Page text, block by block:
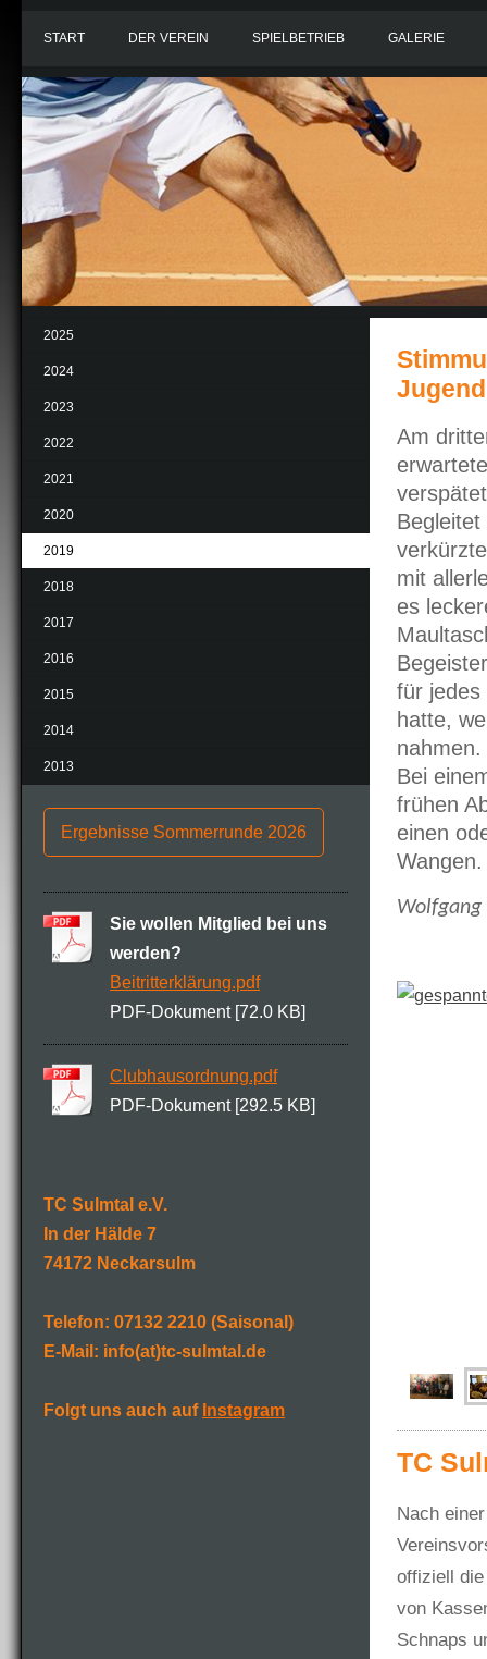
START DER VEREIN SPIELBETRIEB GALERIE
2025
2024
2023
2022
2021
2020
2019
2018
2017
2016
2015
2014
2013
Ergebnisse Sommerrunde 2026
Sie wollen Mitglied bei uns
werden?
Beitritterklärung.pdf
PDF-Dokument [72.0 KB]
Clubhausordnung.pdf
PDF-Dokument [292.5 KB]
TC Sulmtal e.V.
In der Hälde 7
74172 Neckarsulm
Telefon: 07132 2210 (Saisonal)
E-Mail: info(at)tc-sulmtal.de
Folgt uns auch auf Instagram
Jugend
Am
mit
es
für jedes
hatte,
nahmen.
Bei
frühen
einen
Wangen.
TC
Nach
offiziell
von
Schnaps